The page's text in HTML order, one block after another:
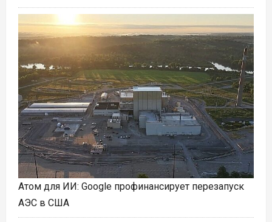
Атом для ИИ: Google профинансирует перезапуск
АЭС в США